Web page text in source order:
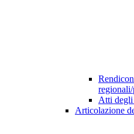
Atti
Articolazione